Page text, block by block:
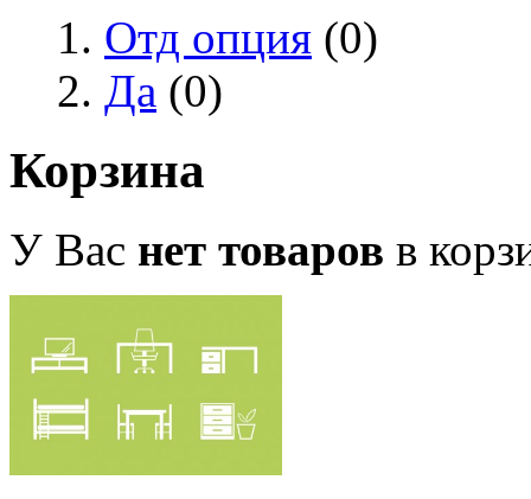
Отд опция (0)
Да (0)
Корзина
У Вас нет товаров в